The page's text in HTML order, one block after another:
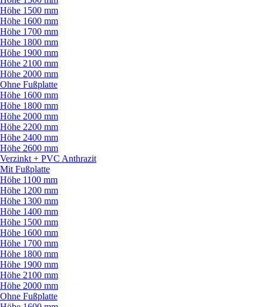
Höhe 1500 mm
Höhe 1600 mm
Höhe 1700 mm
Höhe 1800 mm
Höhe 1900 mm
Höhe 2100 mm
Höhe 2000 mm
Ohne Fußplatte
Höhe 1600 mm
Höhe 1800 mm
Höhe 2000 mm
Höhe 2200 mm
Höhe 2400 mm
Höhe 2600 mm
Verzinkt + PVC Anthrazit
Mit Fußplatte
Höhe 1100 mm
Höhe 1200 mm
Höhe 1300 mm
Höhe 1400 mm
Höhe 1500 mm
Höhe 1600 mm
Höhe 1700 mm
Höhe 1800 mm
Höhe 1900 mm
Höhe 2100 mm
Höhe 2000 mm
Ohne Fußplatte